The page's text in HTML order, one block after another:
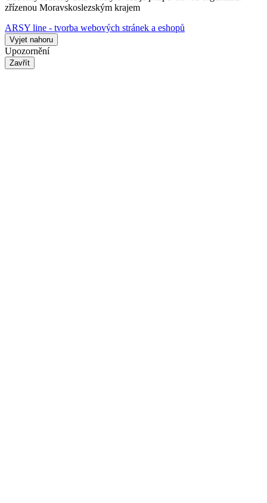
zřízenou Moravskoslezským krajem
ARSY line - tvorba webových stránek a eshopů
Vyjet nahoru
Upozornění
Zavřít